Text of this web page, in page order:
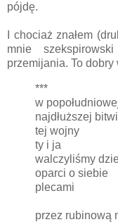
pójdę.
I chociaż znałem
mnie
przemijania. To
***
w
najdłuższej
tej wojny
ty i ja
walczyliśmy
oparci o siebie
plecami
przez rubinową